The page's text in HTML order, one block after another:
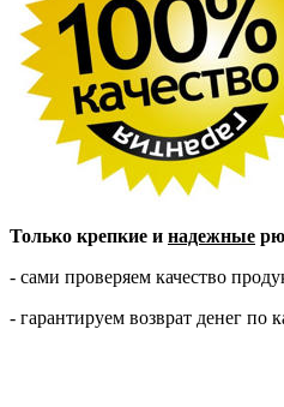
Только крепкие и надежные
- сами проверяем качество
- гарантируем возврат денег по